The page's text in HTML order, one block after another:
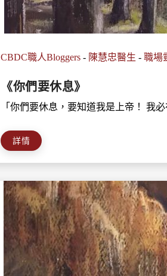
CBDC職人Bloggers - 陳慧忠醫生 -職場
《你們要休息》
「你們要休息，要知道我是上帝！ 我
詳情